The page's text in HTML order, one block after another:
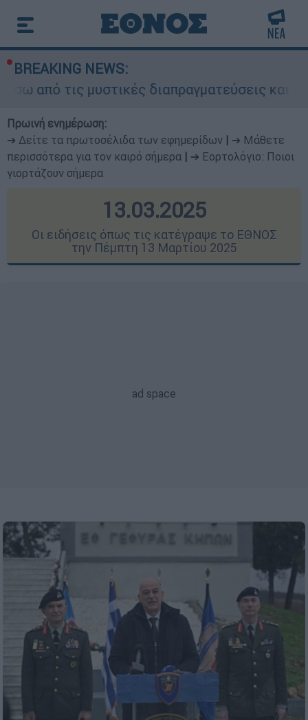
BREAKING NEWS:
διαπραγματεύσεις και γιατί αντιδρούν
Πρωινή ενημέρωση:
➔ Δείτε τα πρωτοσέλιδα των εφημερίδων
➔ Μάθετε
περισσότερα για τον καιρό σήμερα
➔ Εορτολόγιο: Ποιοι
γιορτάζουν σήμερα
13.03.2025
Οι ειδήσεις όπως τις κατέγραψε το ΕΘΝΟΣ
την Πέμπτη 13 Μαρτίου 2025